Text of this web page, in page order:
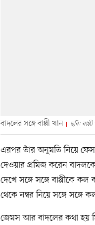
বাদলের সঙ্গে বাপ্পী খান ছবি:
এরপর তাঁর অনুমতি নিয়ে
দেওয়ার প্রমিজ করেন
দেখে সঙ্গে সঙ্গে বাপ্পীকে
থেকে নম্বর নিয়ে সঙ্গে সঙ্গে
জেমস আর বাদলের কথা হয়